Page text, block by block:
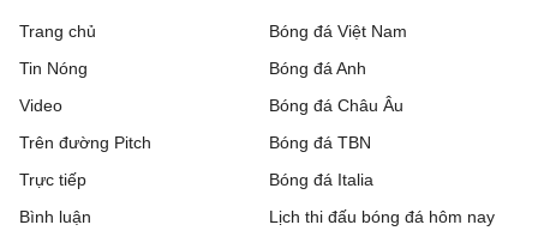
Trang chủ
Tin Nóng
Video
Trên đường Pitch
Trực tiếp
Bóng đá Việt Nam
Bóng đá Anh
Bóng đá Châu Âu
Bóng đá TBN
Bóng đá Italia
Bình luận
Lịch thi đấu bóng đá hôm nay